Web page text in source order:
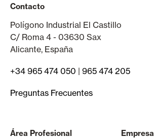
Contacto
Polígono Industrial El Castillo
C/ Roma 4 - 03630 Sax
Alicante, España
+34 965 474 050 | 965 474 205
Preguntas Frecuentes
Área Profesional Empresa